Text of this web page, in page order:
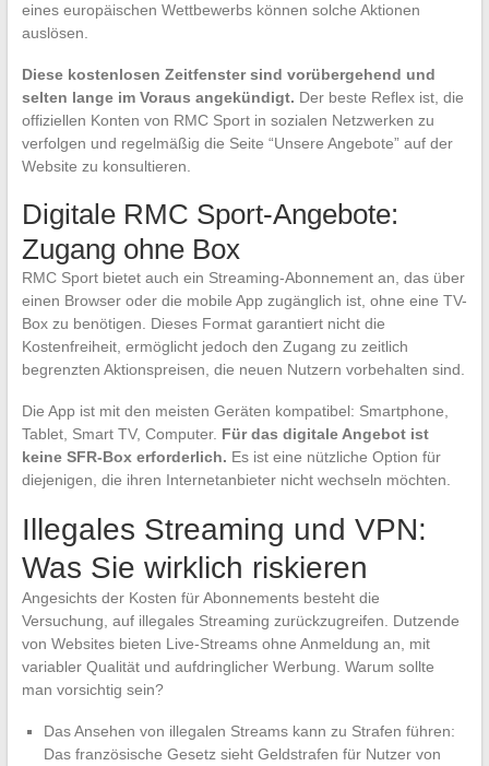
eines europäischen Wettbewerbs können solche Aktionen
auslösen.
Diese kostenlosen Zeitfenster sind vorübergehend und
selten lange im Voraus angekündigt. Der beste Reflex ist, die
offiziellen Konten von RMC Sport in sozialen Netzwerken zu
verfolgen und regelmäßig die Seite “Unsere Angebote” auf der
Website zu konsultieren.
Digitale RMC Sport-Angebote:
Zugang ohne Box
RMC Sport bietet auch ein Streaming-Abonnement an, das über
einen Browser oder die mobile App zugänglich ist, ohne eine TV-
Box zu benötigen. Dieses Format garantiert nicht die
Kostenfreiheit, ermöglicht jedoch den Zugang zu zeitlich
begrenzten Aktionspreisen, die neuen Nutzern vorbehalten sind.
Die App ist mit den meisten Geräten kompatibel: Smartphone,
Tablet, Smart TV, Computer. Für das digitale Angebot ist
keine SFR-Box erforderlich. Es ist eine nützliche Option für
diejenigen, die ihren Internetanbieter nicht wechseln möchten.
Illegales Streaming und VPN:
Was Sie wirklich riskieren
Angesichts der Kosten für Abonnements besteht die
Versuchung, auf illegales Streaming zurückzugreifen. Dutzende
von Websites bieten Live-Streams ohne Anmeldung an, mit
variabler Qualität und aufdringlicher Werbung. Warum sollte
man vorsichtig sein?
Das Ansehen von illegalen Streams kann zu Strafen führen:
Das französische Gesetz sieht Geldstrafen für Nutzer von